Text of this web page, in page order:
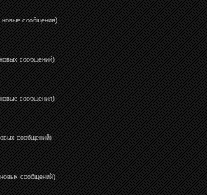
сообщения)
сообщений)
сообщения)
сообщений)
сообщений)